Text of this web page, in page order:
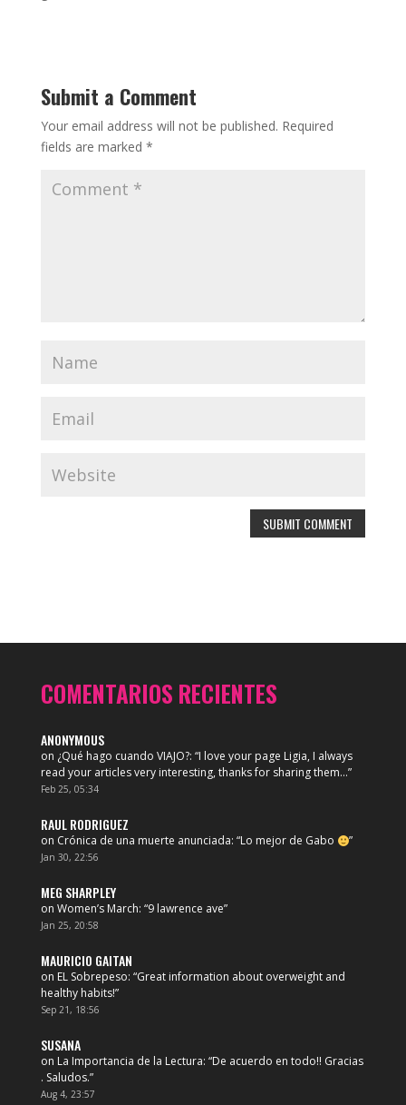
Submit a Comment
Your email address will not be published. Required
fields are marked *
COMENTARIOS RECIENTES
ANONYMOUS
on ¿Qué hago cuando VIAJO?: “I love your page Ligia, I always
read your articles very interesting, thanks for sharing them…”
Feb 25, 05:34
RAUL RODRIGUEZ
on Crónica de una muerte anunciada: “Lo mejor de Gabo ”
Jan 30, 22:56
MEG SHARPLEY
on Women’s March: “9 lawrence ave”
Jan 25, 20:58
MAURICIO GAITAN
on EL Sobrepeso: “Great information about overweight and
healthy habits!”
Sep 21, 18:56
SUSANA
on La Importancia de la Lectura: “De acuerdo en todo!! Gracias
. Saludos.”
Aug 4, 23:57